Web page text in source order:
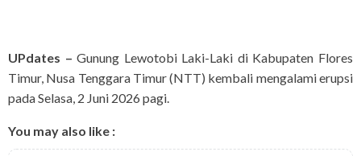
UPdates – Gunung Lewotobi Laki-Laki di Kabupaten Flores
Timur, Nusa Tenggara Timur (NTT) kembali mengalami erupsi
pada Selasa, 2 Juni 2026 pagi.
You may also like :